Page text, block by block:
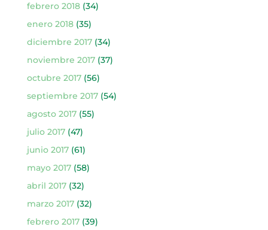
febrero 2018(34)
enero 2018(35)
diciembre 2017(34)
noviembre 2017(37)
octubre 2017(56)
septiembre 2017(54)
agosto 2017(55)
julio 2017(47)
junio 2017(61)
mayo 2017(58)
abril 2017(32)
marzo 2017(32)
febrero 2017(39)